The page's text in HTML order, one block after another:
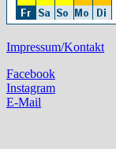
Impressum/Kontakt
Facebook
Instagram
E-Mail